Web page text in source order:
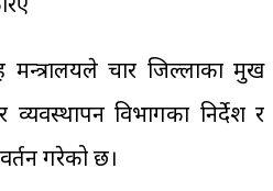
चार जिल्लाका प्रमुख
व्यवस्थापन विभागका निर्देश र
गरेको छ।